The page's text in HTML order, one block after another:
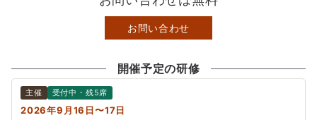
お問い合わせ
開催予定の研修
主催 受付中・残5席
2026年9月16日〜17日